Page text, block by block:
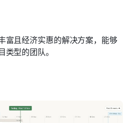
富且经济实惠的解决方案，能够
型的团队。